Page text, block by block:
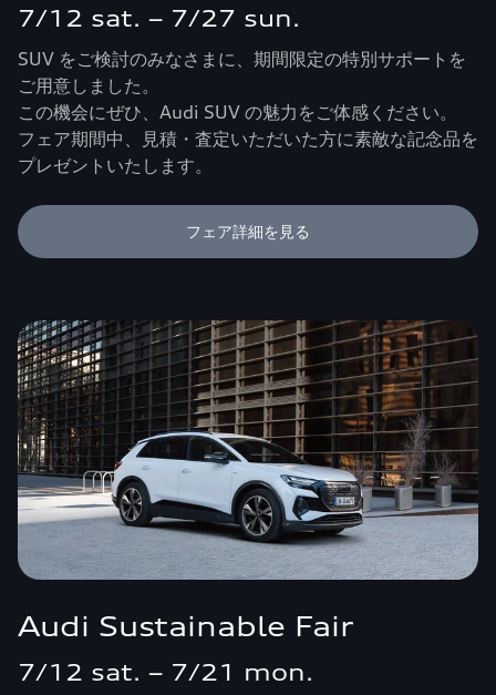
7/12 sat. – 7/27 sun.
SUV をご検討のみなさまに、期間限定の特別サポートを
ご用意しました。
この機会にぜひ、Audi SUV の魅力をご体感ください。
フェア期間中、見積・査定いただいた方に素敵な記念品を
プレゼントいたします。
フェア詳細を見る
Audi Sustainable Fair
7/12 sat. – 7/21 mon.